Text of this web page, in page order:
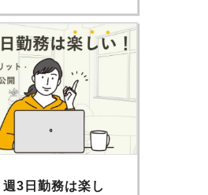
週3日勤務は楽し